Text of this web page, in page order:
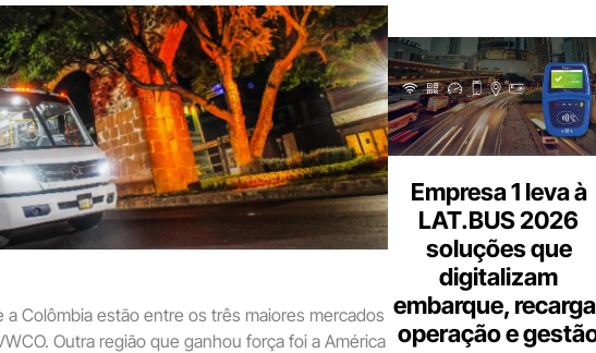
a Colômbia estão entre os três maiores mercados
Outra região que ganhou força foi a América
Empresa 1 leva à
LAT.BUS 2026
soluções que
digitalizam
embarque,
operação e